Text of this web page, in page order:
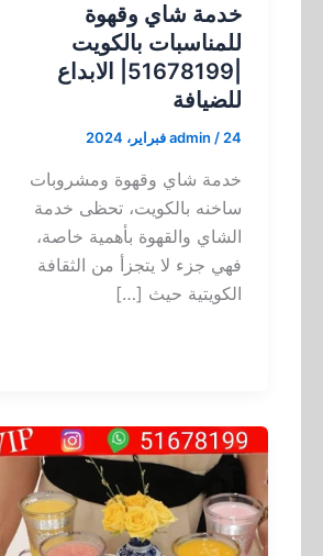
خدمة شاي وقهوة
للمناسبات بالكويت
|51678199| الابداع
للضيافة
admin /24 فبراير، 2024
خدمة شاي وقهوة ومشروبات
ساخنه بالكويت، تحظى خدمة
الشاي والقهوة بأهمية خاصة،
فهي جزء لا يتجزأ من الثقافة
الكويتية حيث […]